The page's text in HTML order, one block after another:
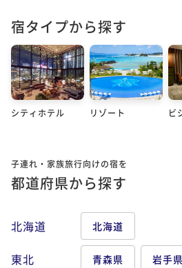
宿タイプから探す
シティホテル リゾート ビ
子連れ・家族旅行向けの宿を
都道府県から探す
北海道 北海道
東北 青森県 岩手県